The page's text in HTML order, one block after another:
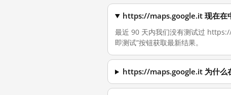
https://maps.google.it 现在在
最近 90 天内我们没有测试过
即测试”按钮获取最新结果。
https://maps.google.it 为什么